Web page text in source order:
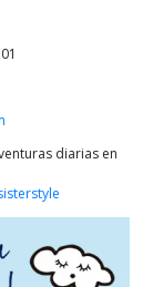
diarias en